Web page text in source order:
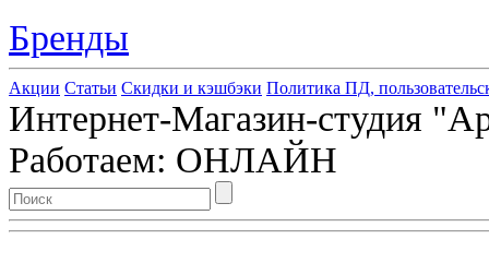
Бренды
Акции Статьи Скидки и кэшбэки Политика ПД,
Интернет-Магазин-студия
Работаем: ОНЛАЙН